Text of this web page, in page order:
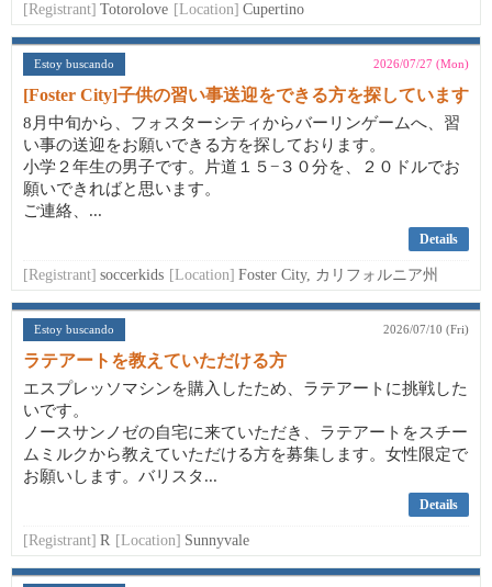
[Registrant] Totorolove [Location] Cupertino
Estoy buscando 2026/07/27 (Mon)
[Foster City]子供の習い事送迎をできる方を探しています
8月中旬から、フォスターシティからバーリンゲームへ、習
い事の送迎をお願いできる方を探しております。
小学２年生の男子です。片道１５−３０分を、２０ドルでお
願いできればと思います。
ご連絡、...
Details
[Registrant] soccerkids [Location] Foster City, カリフォルニア州
Estoy buscando 2026/07/10 (Fri)
ラテアートを教えていただける方
エスプレッソマシンを購入したため、ラテアートに挑戦した
いです。
ノースサンノゼの自宅に来ていただき、ラテアートをスチー
ムミルクから教えていただける方を募集します。女性限定で
お願いします。バリスタ...
Details
[Registrant] R [Location] Sunnyvale